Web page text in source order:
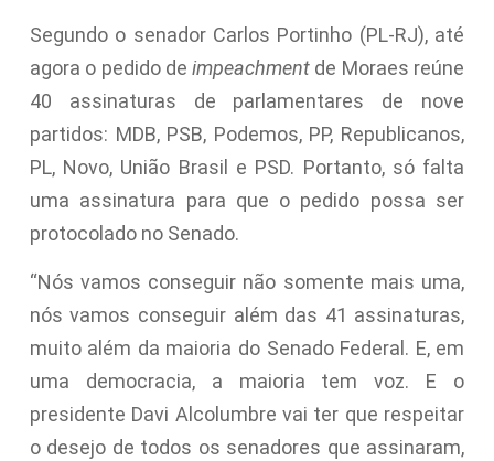
Segundo o senador Carlos Portinho (PL-RJ), até
agora o pedido deimpeachment de Moraes reúne
40 assinaturas de parlamentares de nove
partidos: MDB, PSB, Podemos, PP, Republicanos,
PL, Novo, União Brasil e PSD. Portanto, só falta
uma assinatura para que o pedido possa ser
protocolado no Senado.
“Nós vamos conseguir não somente mais uma,
nós vamos conseguir além das 41 assinaturas,
muito além da maioria do Senado Federal. E, em
uma democracia, a maioria tem voz. E o
presidente Davi Alcolumbre vai ter que respeitar
o desejo de todos os senadores que assinaram,